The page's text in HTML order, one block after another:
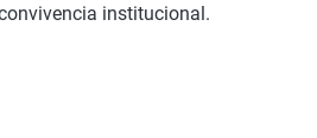
institucional.